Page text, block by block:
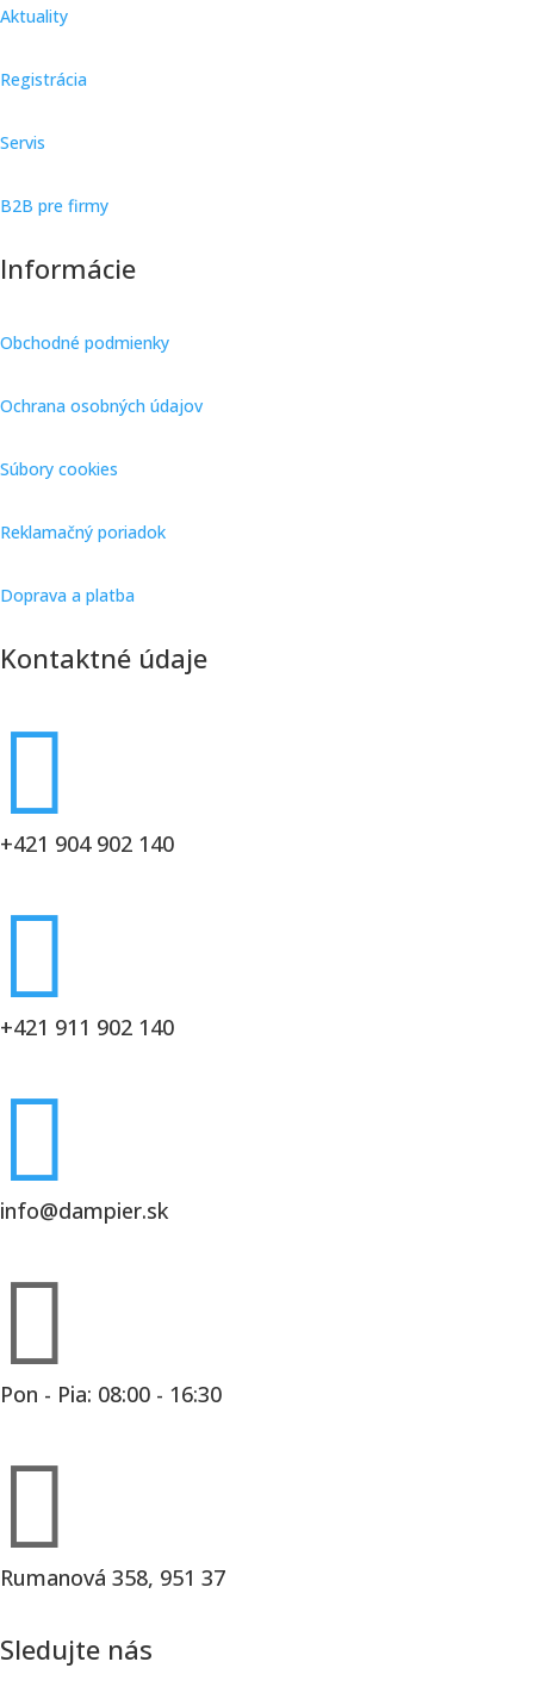
Aktuality
Registrácia
Servis
B2B pre firmy
Informácie
Obchodné podmienky
Ochrana osobných údajov
Súbory cookies
Reklamačný poriadok
Doprava a platba
Kontaktné údaje

+421 904 902 140

+421 911 902 140

info@dampier.sk

Pon - Pia: 08:00 - 16:30

Rumanová 358, 951 37
Sledujte nás